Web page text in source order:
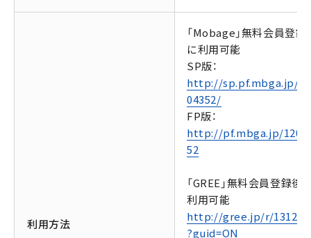
利用方法
「Mobage」無料会員登録
に利用可能
SP版：
http://sp.pf.mbga.jp/
04352/
FP版：
http://pf.mbga.jp/
52
「GREE」無料会員登録後
利用可能
http://gree.jp/r/
?guid=ON